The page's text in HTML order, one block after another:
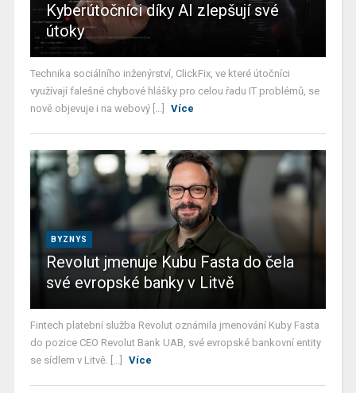
Kyberútočníci díky AI zlepšují své
útoky
Technika sociálního inženýrství, ClickFix, ve které útočníci
využívají falešné chybové hlášky pro celou řadu IT problémů, se
nově objevuje i na webový [...]
Více
BYZNYS
Revolut jmenuje Kubu Fasta do čela
své evropské banky v Litvě
Fintech platební služba Revolut oznámila jmenování Kuby Fasta
do pozice CEO Revolut Bank UAB, své evropské bankovní entity
se sídlem v Litvě. [...]
Více